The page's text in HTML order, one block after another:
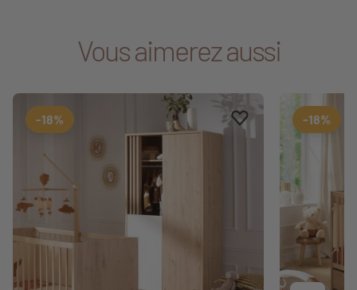
Vous aimerez aussi
Ajouter aux favoris
Supprimer des
-18% -18%